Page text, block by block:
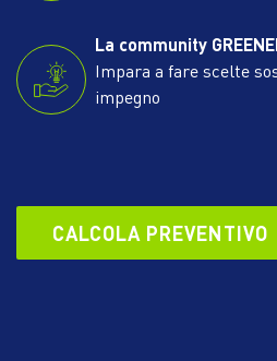
La community
Impara a fare scelte
impegno
CALCOLA PREVENTIVO